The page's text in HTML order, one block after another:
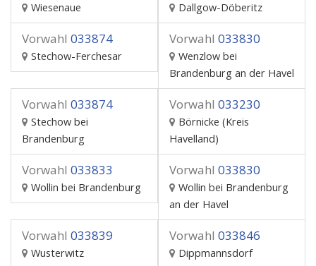
Wiesenaue Dallgow-Döberitz
Vorwahl 033874
Stechow-Ferchesar
Vorwahl 033830
Wenzlow bei
Brandenburg an der Havel
Vorwahl 033874
Stechow bei
Brandenburg
Vorwahl 033230
Börnicke (Kreis
Havelland)
Vorwahl 033833
Wollin bei Brandenburg
Vorwahl 033830
Wollin bei Brandenburg
an der Havel
Vorwahl 033839
Wusterwitz
Vorwahl 033846
Dippmannsdorf